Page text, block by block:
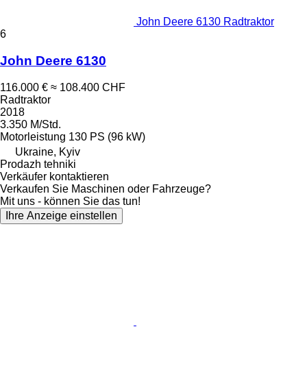
John Deere 6130 Radtraktor
6
John Deere 6130
116.000 € ≈ 108.400 CHF
Radtraktor
2018
3.350 M/Std.
Motorleistung 130 PS (96 kW)
Ukraine, Kyiv
Prodazh tehniki
Verkäufer kontaktieren
Verkaufen Sie Maschinen oder Fahrzeuge?
Mit uns - können Sie das tun!
Ihre Anzeige einstellen